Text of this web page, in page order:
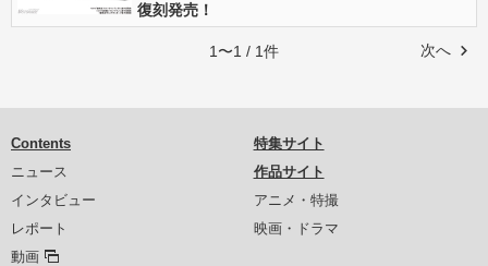
復刻発売！
次へ
1〜1 / 1件
Contents
ニュース
インタビュー
レポート
動画
特集サイト
作品サイト
アニメ・特撮
映画・ドラマ